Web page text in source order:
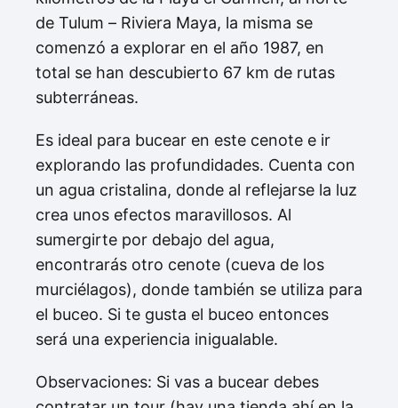
de Tulum – Riviera Maya, la misma se
comenzó a explorar en el año 1987, en
total se han descubierto 67 km de rutas
subterráneas.
Es ideal para bucear en este cenote e ir
explorando las profundidades. Cuenta con
un agua cristalina, donde al reflejarse la luz
crea unos efectos maravillosos. Al
sumergirte por debajo del agua,
encontrarás otro cenote (cueva de los
murciélagos), donde también se utiliza para
el buceo. Si te gusta el buceo entonces
será una experiencia inigualable.
Observaciones: Si vas a bucear debes